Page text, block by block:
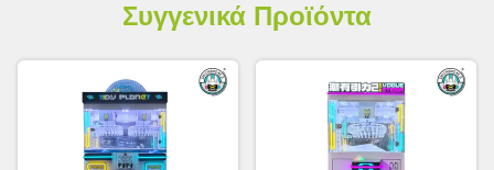
Συγγενικά Προϊόντα